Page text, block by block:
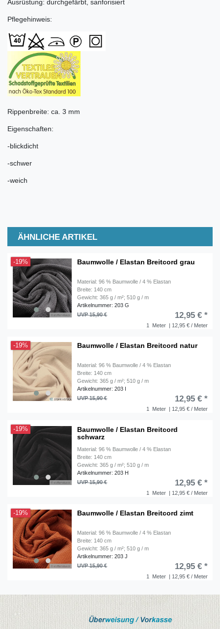
Ausrüstung: durchgefärbt, sanforisiert
Pflegehinweis:
Rippenbreite: ca. 3 mm
Eigenschaften:
-blickdicht
-schwer
-weich
ÄHNLICHE ARTIKEL
-19% Baumwolle / Elastan Breitcord grau
Material: 96 % Baumwolle / 4 % Elastan
Breite: 140 cm
Gewicht: 365 g / m²; 510 g / m
Artikelnummer: 203 G
1 Meter | 12,95 € / Meter
UVP 15,90 € 12,95 € *
-19% Baumwolle / Elastan Breitcord natur
Material: 96 % Baumwolle / 4 % Elastan
Breite: 140 cm
Gewicht: 365 g / m²; 510 g / m
Artikelnummer: 203 I
1 Meter | 12,95 € / Meter
UVP 15,90 € 12,95 € *
-19%
Baumwolle / Elastan Breitcord
schwarz
Material: 96 % Baumwolle / 4 % Elastan
Breite: 140 cm
Gewicht: 365 g / m²; 510 g / m
Artikelnummer: 203 H
1 Meter | 12,95 € / Meter
UVP 15,90 € 12,95 € *
-19% Baumwolle / Elastan Breitcord zimt
Material: 96 % Baumwolle / 4 % Elastan
Breite: 140 cm
Gewicht: 365 g / m²; 510 g / m
Artikelnummer: 203 J
1 Meter | 12,95 € / Meter
UVP 15,90 € 12,95 € *